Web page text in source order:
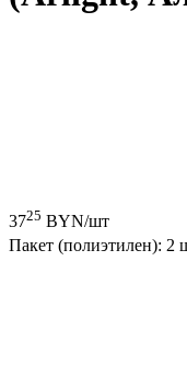
3725 BYN/шт
Пакет (полиэтилен):